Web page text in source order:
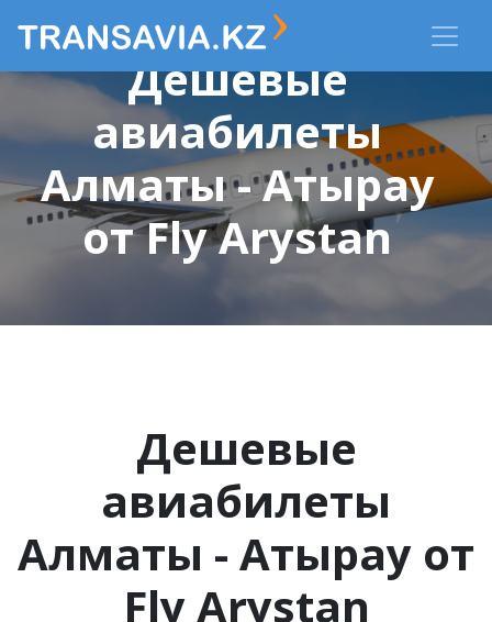
Дешевые
авиабилеты
Алматы - Атырау
от Fly Arystan
Дешевые
авиабилеты
Алматы - Атырау от
Fly Arystan